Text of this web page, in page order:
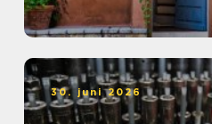
30. juni 2026